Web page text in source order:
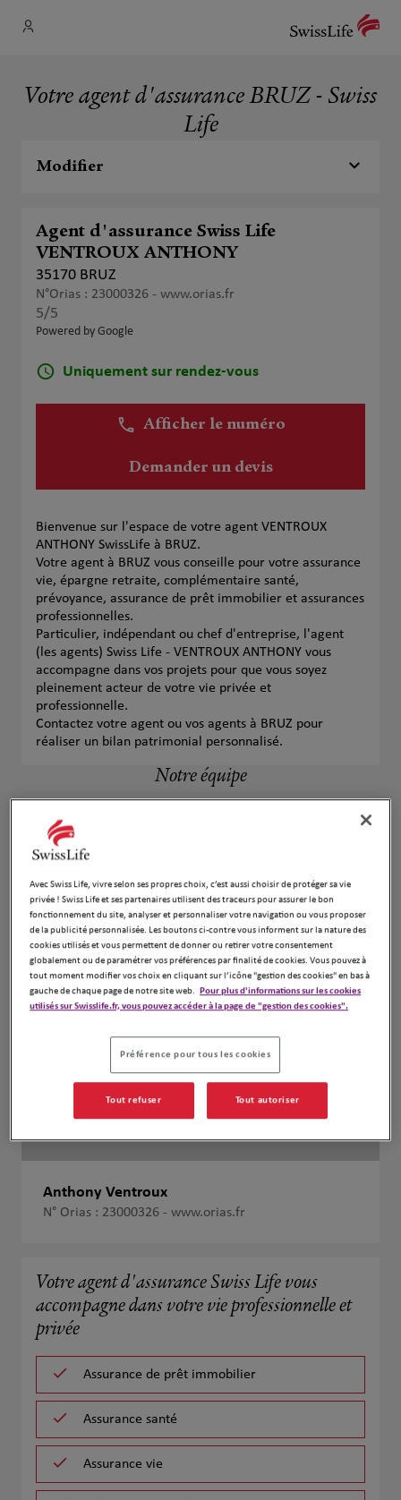
Votre agent d'assurance BRUZ - Swiss
Life
Modifier
Agent d'assurance Swiss Life
VENTROUX ANTHONY
35170 BRUZ
N°Orias : 23000326 - www.orias.fr
5/5
Powered by Google
Uniquement sur rendez-vous
Afficher le numéro
Demander un devis
Bienvenue sur l'espace de votre agent VENTROUX
ANTHONY SwissLife à BRUZ.
Votre agent à BRUZ vous conseille pour votre assurance
vie, épargne retraite, complémentaire santé,
prévoyance, assurance de prêt immobilier et assurances
professionnelles.
Particulier, indépendant ou chef d'entreprise, l'agent
(les agents) Swiss Life - VENTROUX ANTHONY vous
accompagne dans vos projets pour que vous soyez
pleinement acteur de votre vie privée et
professionnelle.
Contactez votre agent ou vos agents à BRUZ pour
réaliser un bilan patrimonial personnalisé.
Notre équipe
Anthony Ventroux
N° Orias : 23000326 - www.orias.fr
Votre agent d'assurance Swiss Life vous
accompagne dans votre vie professionnelle et
privée
Assurance de prêt immobilier
Assurance santé
Assurance vie
Avec Swiss Life, vivre selon ses propres choix, c’est aussi choisir de protéger sa vie
privée ! Swiss Life et ses partenaires utilisent des traceurs pour assurer le bon
fonctionnement du site, analyser et personnaliser votre navigation ou vous proposer
de la publicité personnalisée. Les boutons ci-contre vous informent sur la nature des
cookies utilisés et vous permettent de donner ou retirer votre consentement
globalement ou de paramétrer vos préférences par finalité de cookies. Vous pouvez à
tout moment modifier vos choix en cliquant sur l’icône "gestion des cookies" en bas à
gauche de chaque page de notre site web. Pour plus d'informations sur les cookies
utilisés sur Swisslife.fr, vous pouvez accéder à la page de "gestion des cookies".
Préférence pour tous les cookies
Tout refuser Tout autoriser